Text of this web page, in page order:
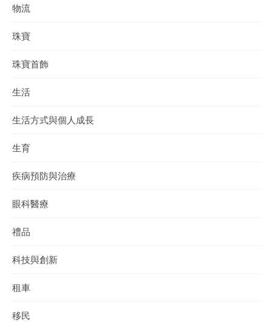
物流
珠寶
珠寶首飾
生活
生活方式與個人成長
生育
疾病預防與治療
眼科醫療
禮品
科技與創新
租車
移民